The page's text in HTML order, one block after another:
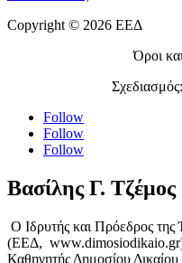
Copyright © 2026 ΕΕΔ
Όροι
Σχεδιασμός:
Follow
Follow
Follow
Βασίλης Γ. Τζέμος
Ο Ιδρυτής και Πρόεδρος
(ΕΕΔ, www.dimosiodikaio.gr)
Καθηγητής Δημοσίου